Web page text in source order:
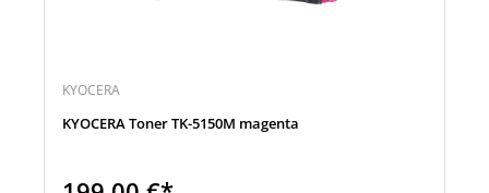
KYOCERA
KYOCERA Toner TK-5150M magenta